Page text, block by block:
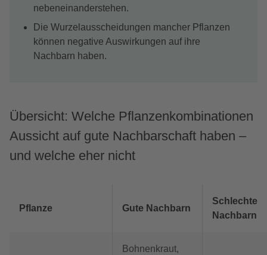
nebeneinanderstehen.
Die Wurzelausscheidungen mancher Pflanzen
können negative Auswirkungen auf ihre
Nachbarn haben.
Übersicht: Welche Pflanzenkombinationen
Aussicht auf gute Nachbarschaft haben –
und welche eher nicht
Pflanze Gute Nachbarn
Schlechte
Nachbarn
Bohnenkraut,